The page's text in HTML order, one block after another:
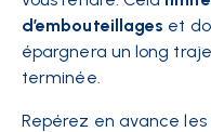
d’embouteillages et
épargnera un long
terminée.
Repérez en avance